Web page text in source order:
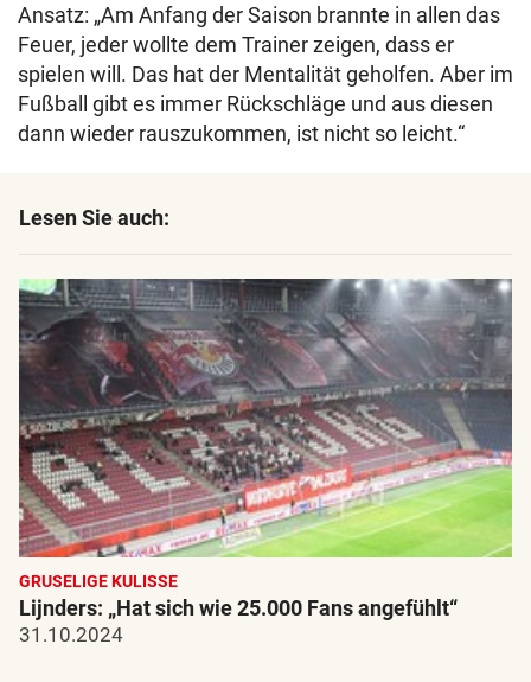
Ansatz: „Am Anfang der Saison brannte in allen das
Feuer, jeder wollte dem Trainer zeigen, dass er
spielen will. Das hat der Mentalität geholfen. Aber im
Fußball gibt es immer Rückschläge und aus diesen
dann wieder rauszukommen, ist nicht so leicht.“
Lesen Sie auch:
GRUSELIGE KULISSE
Lijnders: „Hat sich wie 25.000 Fans angefühlt“
31.10.2024